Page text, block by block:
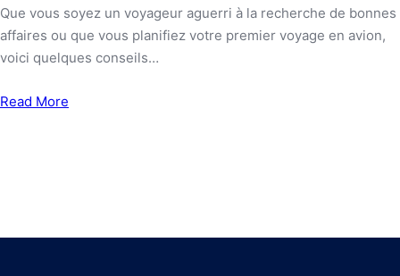
Que vous soyez un voyageur aguerri à la recherche de bonnes
affaires ou que vous planifiez votre premier voyage en avion,
voici quelques conseils…
Read More